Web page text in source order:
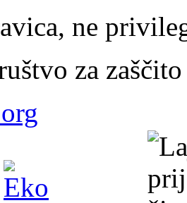
ne
za